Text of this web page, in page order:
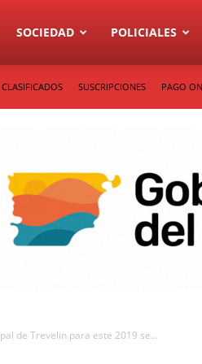
SOCIEDAD POLICIALES
CLASIFICADOS SUSCRIPCIONES PAGO
de Trevelin para este 2019 se...